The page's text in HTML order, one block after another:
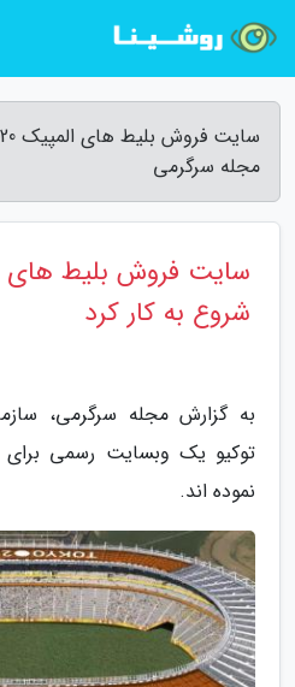
مجله سرگرمی
شروع به کار کرد
توکیو یک وبسایت رسمی برای
نموده اند.